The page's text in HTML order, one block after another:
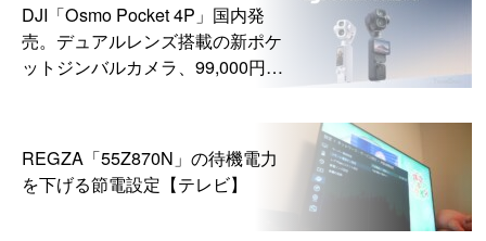
DJI「Osmo Pocket 4P」国内発
売。デュアルレンズ搭載の新ポケ
ットジンバルカメラ、99,000円か
REGZA「55Z870N」の待機電力
を下げる節電設定【テレビ】